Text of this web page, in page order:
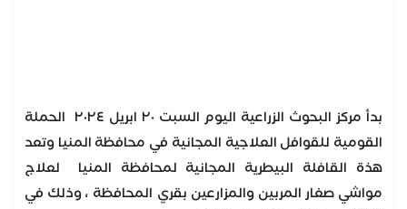
بدأ مركز البحوث الزراعية اليوم السبت ٢٠ ابريل ٢٠٢٤ الحملة
القومية للقوافل العلاجية المجانية في محافظة المنيا وتعد
هذة القافلة البيطرية المجانية لمحافظة المنيا لعلاج
مواشي صغار المربين والمزارعين بقري المحافظة ، وذلك في